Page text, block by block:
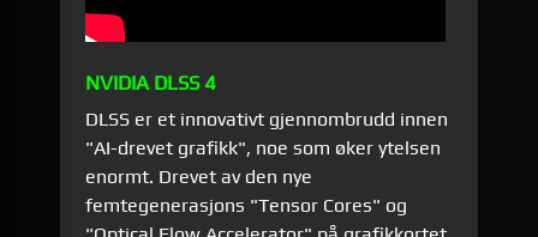
NVIDIA DLSS 4
DLSS er et innovativt gjennombrudd innen
"AI-drevet grafikk", noe som øker ytelsen
enormt. Drevet av den nye
femtegenerasjons "Tensor Cores" og